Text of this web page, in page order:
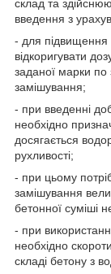
склад та
введення з
- для підвищення
відкоригувати
заданої марки по
замішування;
- при введенні
необхідно
досягається
рухливості;
- при цьому
замішування
бетонної суміші
- при
необхідно
складі бетону з